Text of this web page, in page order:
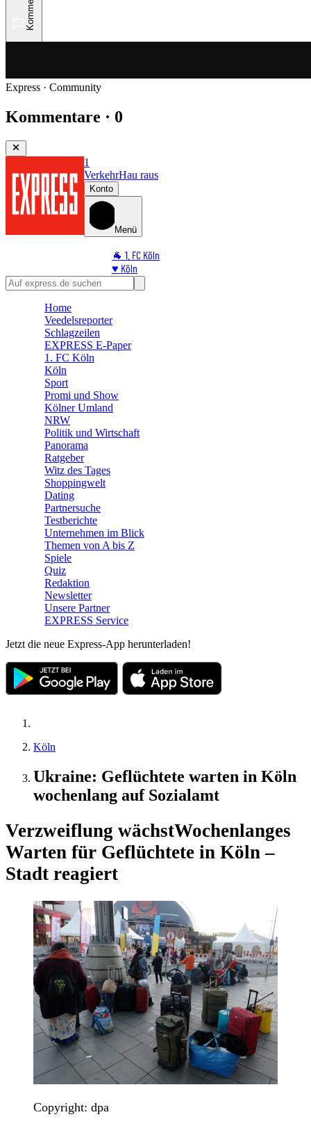
Express · Community
Kommentare · 0
1
VerkehrHau raus
Konto
Menü
🐐 1. FC Köln
♥️ Köln
⭐ Promi
🛒 Shoppingwelt
Home
Veedelsreporter
Schlagzeilen
EXPRESS E-Paper
1. FC Köln
Köln
Sport
Promi und Show
Kölner Umland
NRW
Politik und Wirtschaft
Panorama
Ratgeber
Witz des Tages
Shoppingwelt
Dating
Partnersuche
Testberichte
Unternehmen im Blick
Themen von A bis Z
Spiele
Quiz
Redaktion
Newsletter
Unsere Partner
EXPRESS Service
Jetzt die neue Express-App herunterladen!
Köln
Ukraine: Geflüchtete warten in Köln
wochenlang auf Sozialamt
Verzweiflung wächstWochenlanges
Warten für Geflüchtete in Köln –
Stadt reagiert
Copyright: dpa